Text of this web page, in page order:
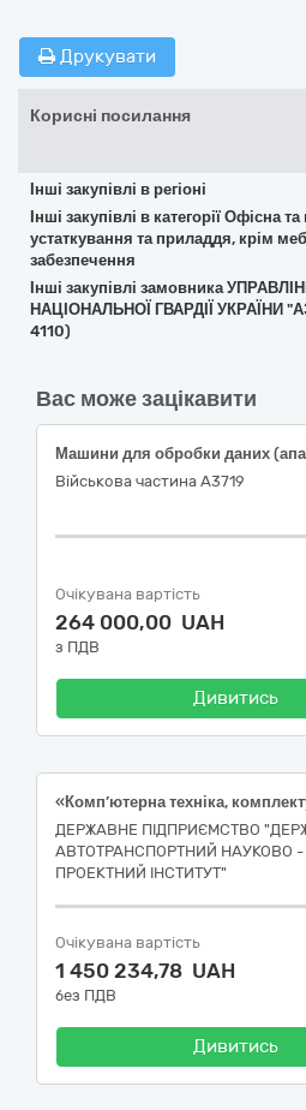
Друкувати
Корисні посилання
Інші закупівлі в регіоні
Інші закупівлі в категорії Офісна
устаткування та приладдя, крім
забезпечення
Інші закупівлі замовника
НАЦІОНАЛЬНОЇ ГВАРДІЇ УКРАЇНИ
4110)
Вас може зацікавити
Військова частина А3719
Очікувана вартість
264 000,00 UAH
з ПДВ
Дивитись
ДЕРЖАВНЕ ПІДПРИЄМСТВО
АВТОТРАНСПОРТНИЙ НАУКОВО -
ПРОЕКТНИЙ ІНСТИТУТ"
Очікувана вартість
1 450 234,78 UAH
без ПДВ
Дивитись